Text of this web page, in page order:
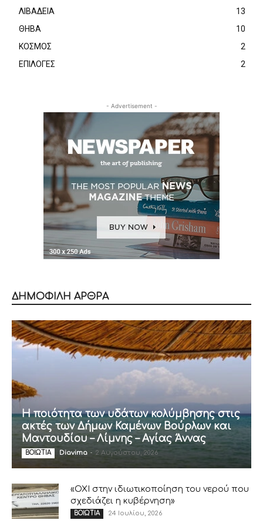
ΛΙΒΑΔΕΙΑ
13
ΘΗΒΑ
10
ΚΟΣΜΟΣ
2
ΕΠΙΛΟΓΕΣ
2
- Advertisement -
ΔΗΜΟΦΙΛΗ ΑΡΘΡΑ
Η ποιότητα των υδάτων κολύμβησης στις
ακτές των Δήμων Καμένων Βούρλων και
Μαντουδίου – Λίμνης – Αγίας Άννας
ΒΟΙΩΤΙΑ Diavima - 2 Αυγούστου, 2026
«ΟΧΙ στην ιδιωτικοποίηση του νερού που
σχεδιάζει η κυβέρνηση»
ΒΟΙΩΤΙΑ 24 Ιουλίου, 2026